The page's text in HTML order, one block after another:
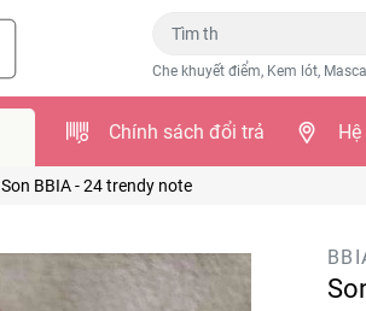
Che khuyết điểm, Kem lót,
Chính sách đổi trả
Son BBIA - 24 trendy note